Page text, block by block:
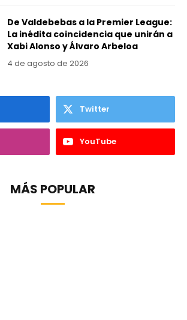
De Valdebebas a la Premier League:
La inédita coincidencia que unirán a
Xabi Alonso y Álvaro Arbeloa
4 de agosto de 2026
Twitter
YouTube
MÁS POPULAR